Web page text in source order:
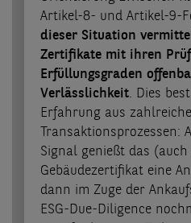
Artikel-8- und Artikel-9-
dieser Situation
Zertifikate mit ihren
Erfüllungsgraden
Verlässlichkeit. Dies
Erfahrung aus
Transaktionsprozessen:
Signal genießt das
Gebäudezertifikat eine
dann im Zuge der
ESG-Due-Diligence